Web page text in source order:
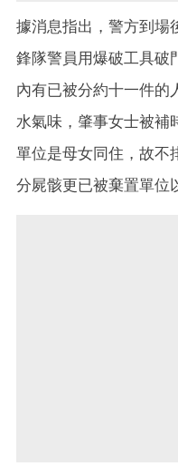
據消息指出，警方到場
鋒隊警員用爆破工具破
內有已被分約十一件的
水氣味，肇事女士被補
單位是母女同住，故不
分屍骸更已被棄置單位